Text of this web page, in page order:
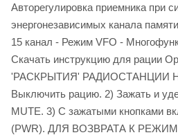
Авторегулировка приемника при
энергонезависимых канала
15 канал - Режим VFO -
Скачать инструкцию для рации
'РАСКРЫТИЯ' РАДИОСТАНЦИИ
Выключить рацию. 2) Зажать и
MUTE. 3) С зажатыми кнопками
(PWR). ДЛЯ ВОЗВРАТА К